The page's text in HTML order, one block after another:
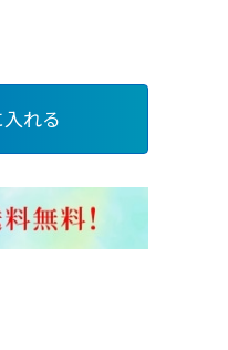
れる